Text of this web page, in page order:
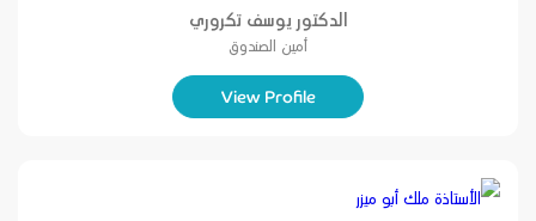
الدكتور يوسف تكروري
أمين الصندوق
View Profile